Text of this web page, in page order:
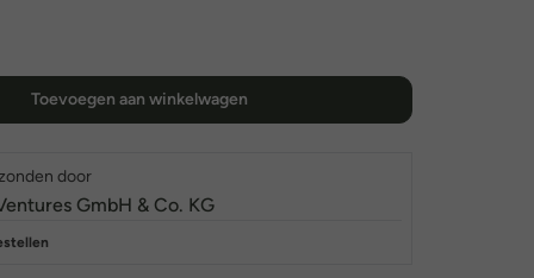
Toevoegen aan winkelwagen
door
GmbH & Co. KG